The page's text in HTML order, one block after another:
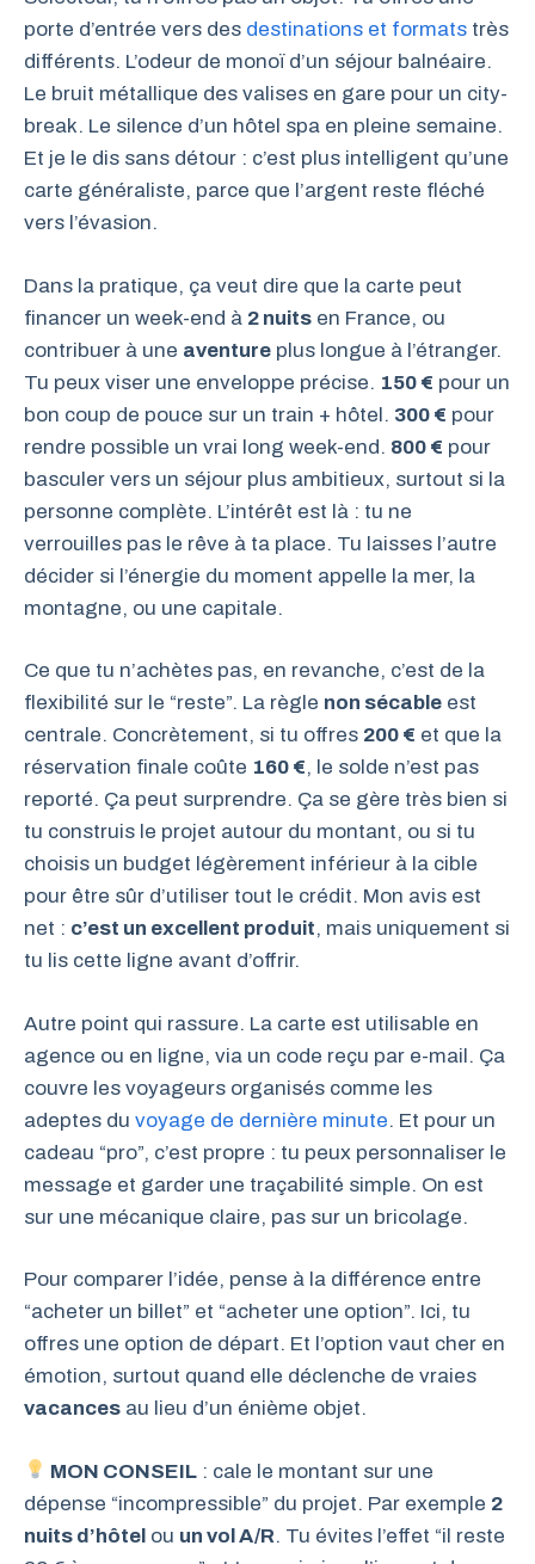
porte d’entrée vers des destinations et formats très
différents. L’odeur de monoï d’un séjour balnéaire.
Le bruit métallique des valises en gare pour un city-
break. Le silence d’un hôtel spa en pleine semaine.
Et je le dis sans détour : c’est plus intelligent qu’une
carte généraliste, parce que l’argent reste fléché
vers l’évasion.
Dans la pratique, ça veut dire que la carte peut
financer un week-end à 2 nuits en France, ou
contribuer à une aventure plus longue à l’étranger.
Tu peux viser une enveloppe précise. 150 € pour un
bon coup de pouce sur un train + hôtel. 300 € pour
rendre possible un vrai long week-end. 800 € pour
basculer vers un séjour plus ambitieux, surtout si la
personne complète. L’intérêt est là : tu ne
verrouilles pas le rêve à ta place. Tu laisses l’autre
décider si l’énergie du moment appelle la mer, la
montagne, ou une capitale.
Ce que tu n’achètes pas, en revanche, c’est de la
flexibilité sur le “reste”. La règle non sécable est
centrale. Concrètement, si tu offres 200 € et que la
réservation finale coûte 160 €, le solde n’est pas
reporté. Ça peut surprendre. Ça se gère très bien si
tu construis le projet autour du montant, ou si tu
choisis un budget légèrement inférieur à la cible
pour être sûr d’utiliser tout le crédit. Mon avis est
net : c’est un excellent produit, mais uniquement si
tu lis cette ligne avant d’offrir.
Autre point qui rassure. La carte est utilisable en
agence ou en ligne, via un code reçu par e-mail. Ça
couvre les voyageurs organisés comme les
adeptes du voyage de dernière minute. Et pour un
cadeau “pro”, c’est propre : tu peux personnaliser le
message et garder une traçabilité simple. On est
sur une mécanique claire, pas sur un bricolage.
Pour comparer l’idée, pense à la différence entre
“acheter un billet” et “acheter une option”. Ici, tu
offres une option de départ. Et l’option vaut cher en
émotion, surtout quand elle déclenche de vraies
vacances au lieu d’un énième objet.
MON CONSEIL : cale le montant sur une
dépense “incompressible” du projet. Par exemple 2
nuits d’hôtel ou un vol A/R. Tu évites l’effet “il reste